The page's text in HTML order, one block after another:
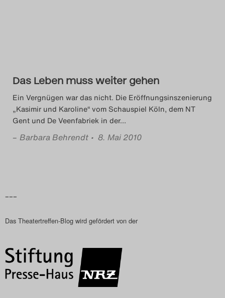
2015
Das Theatertreffen-Blog
2016
Das Theatertreffen-Blog
2018
Das Theatertreffen-Blog
2018 Alumni
Das Theatertreffen-Blog
Das Leben muss weiter gehen
Ein Vergnügen war das nicht. Die Eröffnungsinszenierung
„Kasimir und Karoline“ vom Schauspiel Köln, dem NT
Gent und De Veenfabriek in der…
– Barbara Behrendt • 8. Mai 2010
–––
Das Theatertreffen-Blog wird gefördert von der